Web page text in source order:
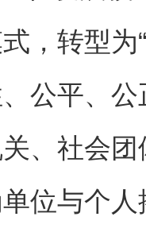
，转型为
公平、
、社会
位与个